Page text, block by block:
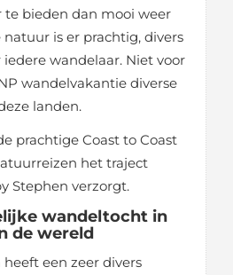
te bieden dan mooi weer
is er prachtig, divers
wandelaar. Niet voor
wandelvakantie diverse
landen.
prachtige Coast to Coast
het traject
Stephen verzorgt.
wandeltocht in
de wereld
een zeer divers